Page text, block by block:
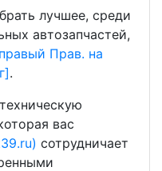
лучшее, среди
автозапчастей,
Прав. на
.
вас
сотрудничает